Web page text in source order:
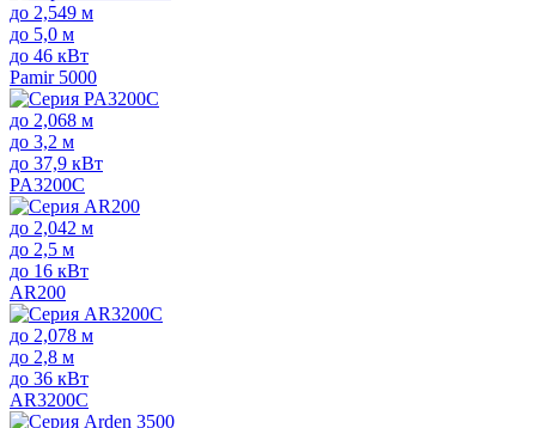
до 2,549 м
до 5,0 м
до 46 кВт
Pamir 5000
до 2,068 м
до 3,2 м
до 37,9 кВт
PA3200C
до 2,042 м
до 2,5 м
до 16 кВт
AR200
до 2,078 м
до 2,8 м
до 36 кВт
AR3200C